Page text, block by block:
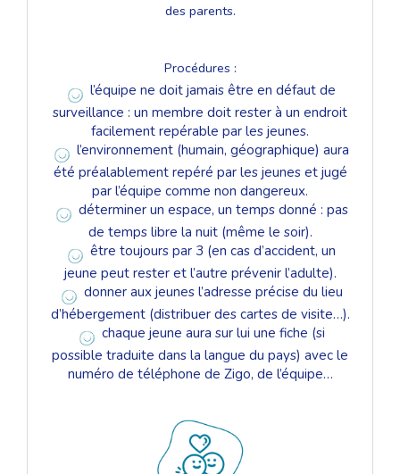
des parents.
Procédures :
l’équipe ne doit jamais être en défaut de
surveillance : un membre doit rester à un endroit
facilement repérable par les jeunes.
l’environnement (humain, géographique) aura
été préalablement repéré par les jeunes et jugé
par l’équipe comme non dangereux.
déterminer un espace, un temps donné : pas
de temps libre la nuit (même le soir).
être toujours par 3 (en cas d’accident, un
jeune peut rester et l’autre prévenir l’adulte).
donner aux jeunes l’adresse précise du lieu
d’hébergement (distribuer des cartes de visite…).
chaque jeune aura sur lui une fiche (si
possible traduite dans la langue du pays) avec le
numéro de téléphone de Zigo, de l’équipe…